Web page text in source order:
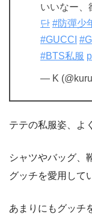
いいなー、
단 #防彈少
#GUCCI
#BTS私服
— K
テテの私服姿、よ
シャツやバッグ、
グッチを愛用して
あまりにもグッチ